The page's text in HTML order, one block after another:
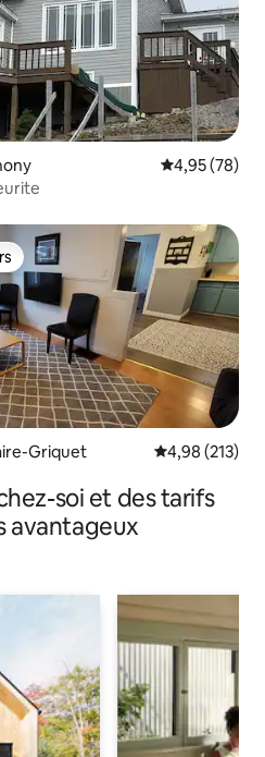
Évaluation
4,95 (78)
plus appréciés
Griquet Évaluation
4,98 (213)
soi et des tarifs
avantageux